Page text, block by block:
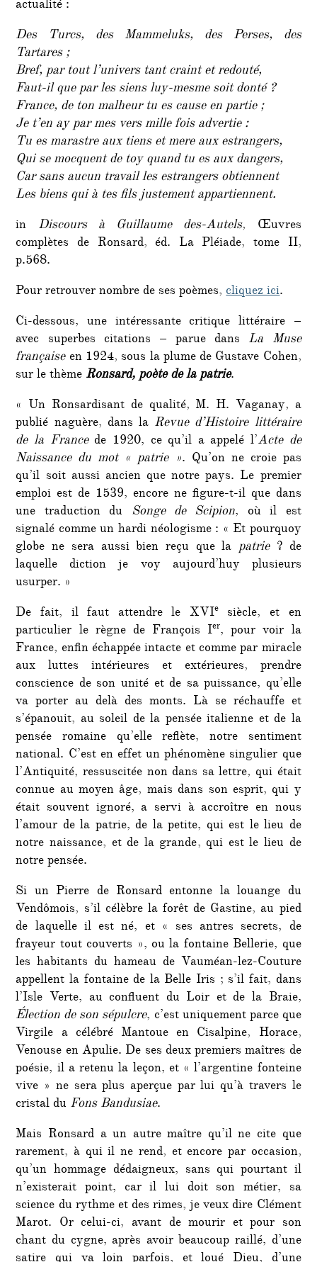
actualité :
Des Turcs, des Mammeluks, des Perses, des
Tartares ;
Bref, par tout l’univers tant craint et redouté,
Faut-il que par les siens luy-mesme soit donté ?
France, de ton malheur tu es cause en partie ;
Je t’en ay par mes vers mille fois advertie :
Tu es marastre aux tiens et mere aux estrangers,
Qui se mocquent de toy quand tu es aux dangers,
Car sans aucun travail les estrangers obtiennent
Les biens qui à tes fils justement appartiennent.
in Discours à Guillaume des-Autels, Œuvres
complètes de Ronsard, éd. La Pléiade, tome II,
p.568.
Pour retrouver nombre de ses poèmes,cliquez ici.
Ci-dessous, une intéressante critique littéraire –
avec superbes citations – parue dans La Muse
françaiseen 1924, sous la plume de Gustave Cohen,
sur le thème Ronsard, poète de la patrie.
« Un Ronsardisant de qualité, M. H. Vaganay, a
publié naguère, dans la Revue d’Histoire littéraire
de la Francede 1920, ce qu’il a appelé l’Acte de
Naissance du mot « patrie ». Qu’on ne croie pas
qu’il soit aussi ancien que notre pays. Le premier
emploi est de 1539, encore ne figure-t-il que dans
une traduction du Songe de Scipion, où il est
signalé comme un hardi néologisme : « Et pourquoy
globe ne sera aussi bien reçu que lapatrie? de
laquelle diction je voy aujourd’huy plusieurs
usurper. »
De fait, il faut attendre le XVIesiècle, et en
particulier le règne de François Ier, pour voir la
France, enfin échappée intacte et comme par miracle
aux luttes intérieures et extérieures, prendre
conscience de son unité et de sa puissance, qu’elle
va porter au delà des monts. Là se réchauffe et
s’épanouit, au soleil de la pensée italienne et de la
pensée romaine qu’elle reflète, notre sentiment
national. C’est en effet un phénomène singulier que
l’Antiquité, ressuscitée non dans sa lettre, qui était
connue au moyen âge, mais dans son esprit, qui y
était souvent ignoré, a servi à accroître en nous
l’amour de la patrie, de la petite, qui est le lieu de
notre naissance, et de la grande, qui est le lieu de
notre pensée.
Si un Pierre de Ronsard entonne la louange du
Vendômois, s’il célèbre la forêt de Gastine, au pied
de laquelle il est né, et « ses antres secrets, de
frayeur tout couverts », ou la fontaine Bellerie, que
les habitants du hameau de Vauméan-lez-Couture
appellent la fontaine de la Belle Iris ; s’il fait, dans
l’Isle Verte, au confluent du Loir et de la Braie,
Élection de son sépulcre, c’est uniquement parce que
Virgile a célébré Mantoue en Cisalpine, Horace,
Venouse en Apulie. De ses deux premiers maîtres de
poésie, il a retenu la leçon, et « l’argentine fonteine
vive » ne sera plus aperçue par lui qu’à travers le
cristal du Fons Bandusiae.
Mais Ronsard a un autre maître qu’il ne cite que
rarement, à qui il ne rend, et encore par occasion,
qu’un hommage dédaigneux, sans qui pourtant il
n’existerait point, car il lui doit son métier, sa
science du rythme et des rimes, je veux dire Clément
Marot. Or celui-ci, avant de mourir et pour son
chant du cygne, après avoir beaucoup raillé, d’une